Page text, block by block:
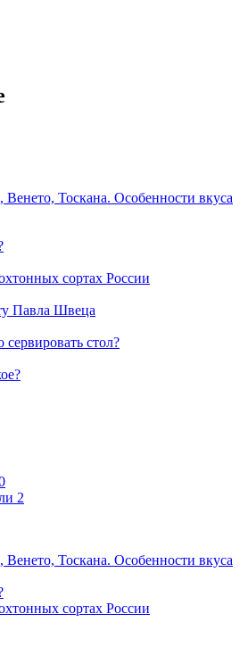
Тоскана. Особенности вкуса
сортах России
Павла Швеца
стол?
2
Тоскана. Особенности вкуса
сортах России